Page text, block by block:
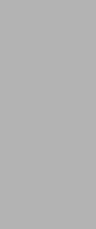
Чудовий
які
піджаками
з
що якнайкраще
ноги,
на гумці, що
підходять для
друзями у